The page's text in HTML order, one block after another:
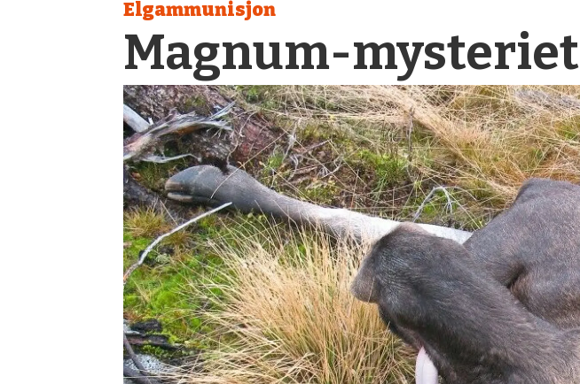
Elgammunisjon
Magnum-mysteriet